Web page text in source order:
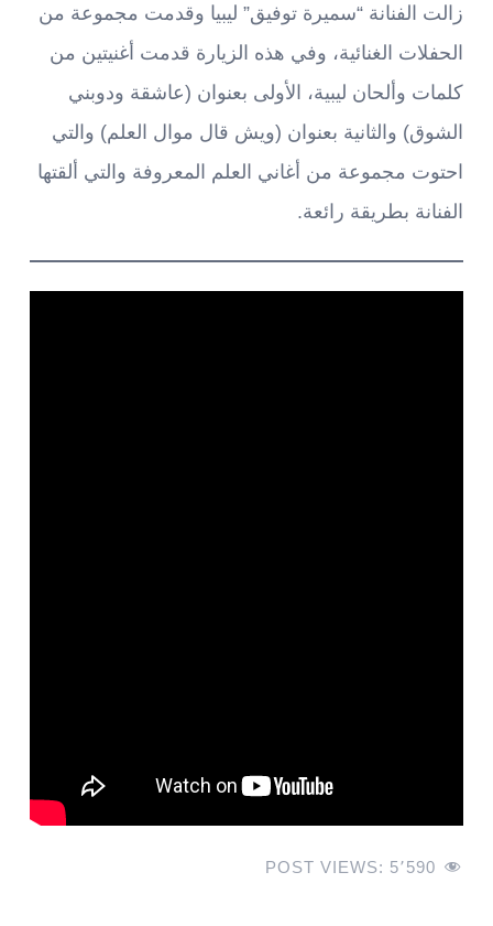
زالت الفنانة “سميرة توفيق” ليبيا وقدمت مجموعة من
الحفلات الغنائية، وفي هذه الزيارة قدمت أغنيتين من
كلمات وألحان ليبية، الأولى بعنوان (عاشقة ودوبني
الشوق) والثانية بعنوان (ويش قال موال العلم) والتي
احتوت مجموعة من أغاني العلم المعروفة والتي ألقتها
الفنانة بطريقة رائعة.
POST VIEWS: 5٬590